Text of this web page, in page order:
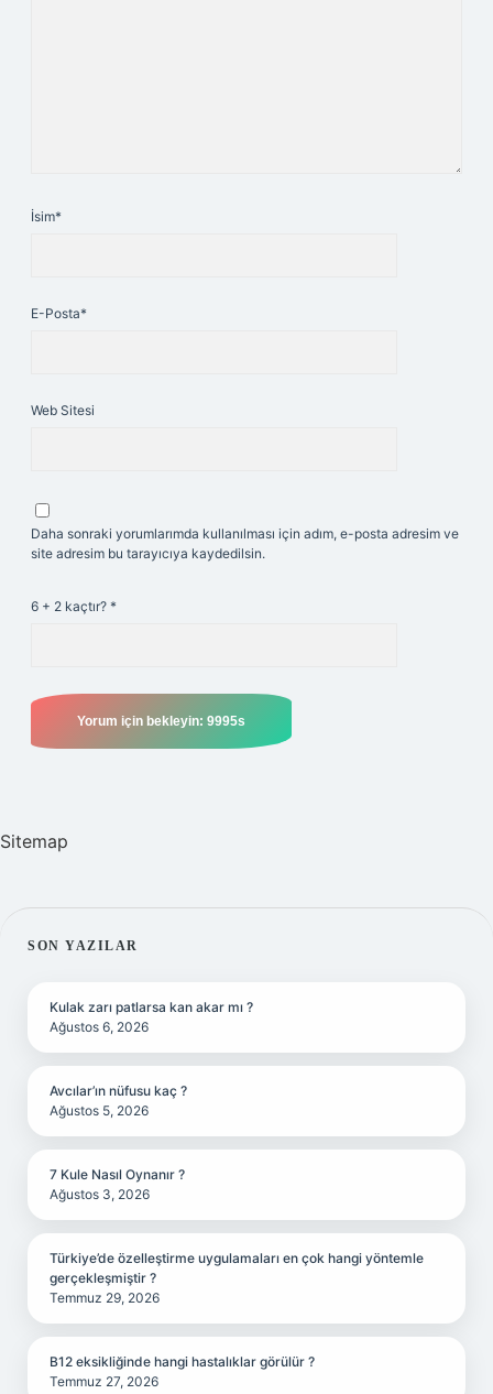
İsim*
E-Posta*
Web Sitesi
Daha sonraki yorumlarımda kullanılması için adım, e-posta adresim ve
site adresim bu tarayıcıya kaydedilsin.
6 + 2 kaçtır? *
Sitemap
SIDEBAR
SON YAZILAR
Kulak zarı patlarsa kan akar mı ?
Ağustos 6, 2026
Avcılar’ın nüfusu kaç ?
Ağustos 5, 2026
7 Kule Nasıl Oynanır ?
Ağustos 3, 2026
Türkiye’de özelleştirme uygulamaları en çok hangi yöntemle
gerçekleşmiştir ?
Temmuz 29, 2026
B12 eksikliğinde hangi hastalıklar görülür ?
Temmuz 27, 2026